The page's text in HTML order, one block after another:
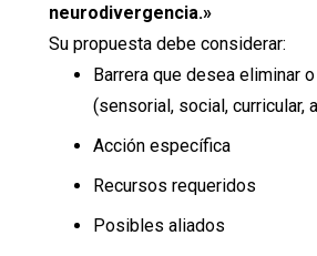
neurodivergencia.»
Su propuesta debe considerar:
Barrera que desea eliminar
(sensorial, social, curricular,
Acción específica
Recursos requeridos
Posibles aliados